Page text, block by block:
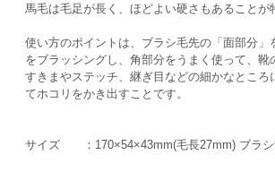
馬毛は毛足が長く、ほどよい硬さもあることが
使い方のポイントは、ブラシ毛先の「面部分」
をブラッシングし、角部分をうまく使って、靴
すきまやステッチ、継ぎ目などの細かなところ
てホコリをかき出すことです。
サイズ ：170×54×43mm(毛長27mm) ブラシ